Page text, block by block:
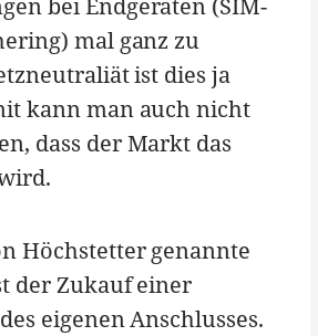
bei Endgeräten (SIM-
mal ganz zu
ist dies ja
kann man auch nicht
dass der Markt das
Höchstetter genannte
der Zukauf einer
eigenen Anschlusses.